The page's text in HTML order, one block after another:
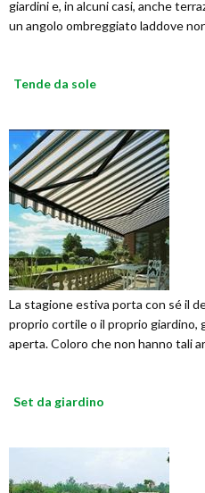
giardini e, in alcuni casi, anche
un angolo ombreggiato laddove
Tende da sole
La stagione estiva porta con sé il
proprio cortile o il proprio giardino,
aperta. Coloro che non hanno tali
Set da giardino